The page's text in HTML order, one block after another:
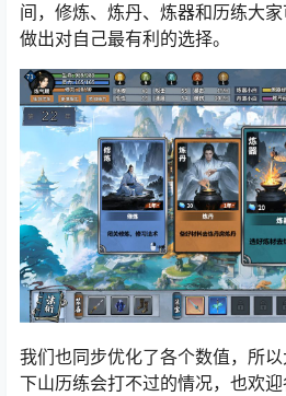
间，修炼、炼丹、炼器和历练大
做出对自己最有利的选择。
我们也同步优化了各个数值，所
下山历练会打不过的情况，也欢